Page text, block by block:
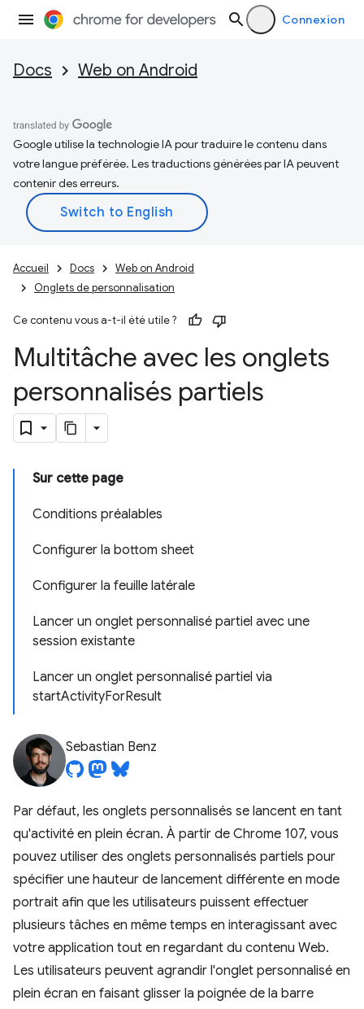
Connexion
Docs Web on Android
Google utilise la technologie IA pour traduire le contenu dans
votre langue préférée. Les traductions générées par IA peuvent
contenir des erreurs.
Accueil Docs
Web on Android
Onglets de personnalisation
Ce contenu vous a-t-il été utile ?
Multitâche avec les onglets
personnalisés partiels
Sur cette page
Conditions préalables
Configurer la bottom sheet
Configurer la feuille latérale
Lancer un onglet personnalisé partiel avec une
session existante
Lancer un onglet personnalisé partiel via
startActivityForResult
Sebastian Benz
Par défaut, les onglets personnalisés se lancent en tant
qu'activité en plein écran. À partir de Chrome 107, vous
pouvez utiliser des onglets personnalisés partiels pour
spécifier une hauteur de lancement différente en mode
portrait afin que les utilisateurs puissent effectuer
plusieurs tâches en même temps en interagissant avec
votre application tout en regardant du contenu Web.
Les utilisateurs peuvent agrandir l'onglet personnalisé en
plein écran en faisant glisser la poignée de la barre